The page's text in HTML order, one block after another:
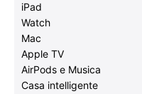
iPad
Watch
Mac
Apple TV
AirPods e Musica
Casa intelligente